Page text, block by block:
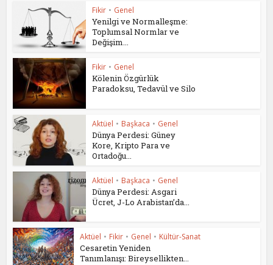
Fikir • Genel
Yenilgi ve Normalleşme:
Toplumsal Normlar ve
Değişim...
Fikir • Genel
Kölenin Özgürlük
Paradoksu, Tedavül ve Silo
Aktüel • Başkaca • Genel
Dünya Perdesi: Güney
Kore, Kripto Para ve
Ortadoğu...
Aktüel • Başkaca • Genel
Dünya Perdesi: Asgari
Ücret, J-Lo Arabistan’da...
Aktüel • Fikir • Genel • Kültür-Sanat
Cesaretin Yeniden
Tanımlanışı: Bireysellikten...